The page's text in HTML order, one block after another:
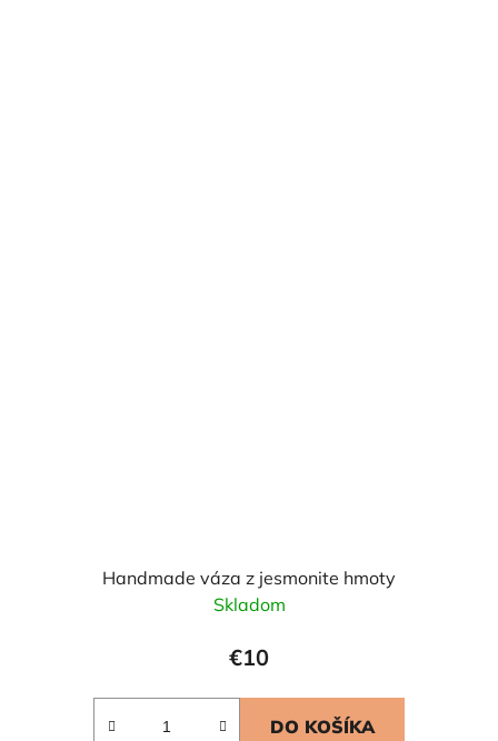
Handmade váza z jesmonite hmoty
Skladom
€10
DO KOŠÍKA